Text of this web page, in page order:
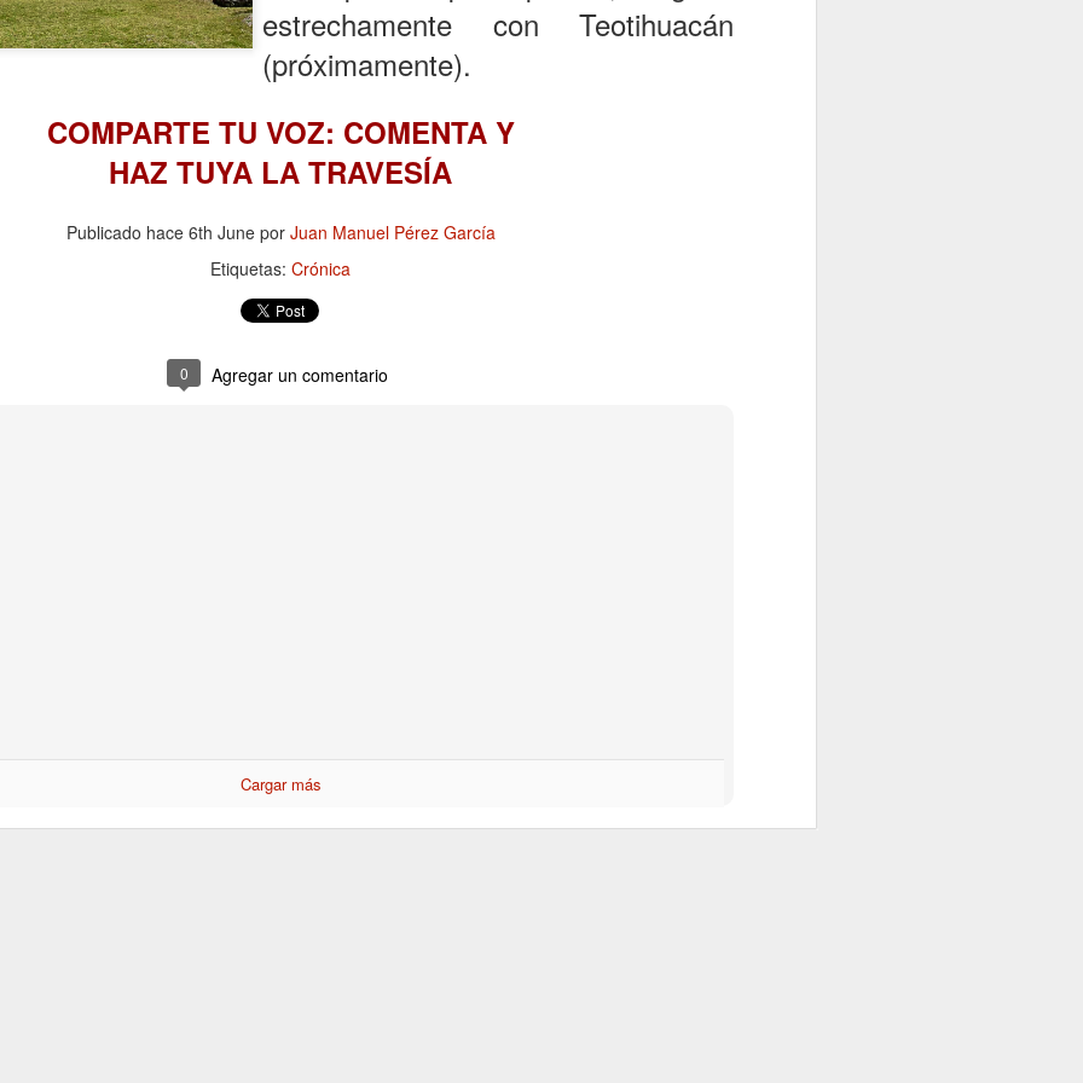
estrechamente con Teotihuacán
(próximamente).
COMPARTE TU VOZ: COMENTA Y
HAZ TUYA LA TRAVESÍA
Publicado hace 6th Junepor Juan Manuel Pérez García
Etiquetas: Crónica
0 Agregar un comentario
Cargar más